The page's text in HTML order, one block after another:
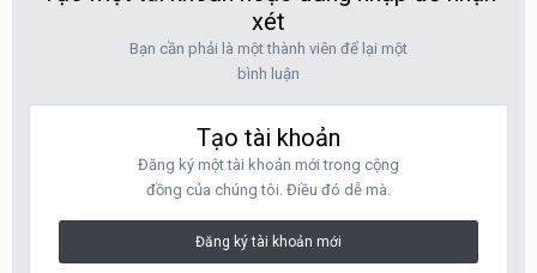
xét
Bạn cần phải là một thành viên để lại một
bình luận
Tạo tài khoản
Đăng ký một tài khoản mới trong cộng
đồng của chúng tôi. Điều đó dễ mà.
Đăng ký tài khoản mới